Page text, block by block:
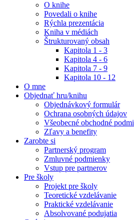
O knihe
Povedali o knihe
Rýchla prezentácia
Kniha v médiách
Štrukturovaný obsah
Kapitola 1 - 3
Kapitola 4 - 6
Kapitola 7 - 9
Kapitola 10 - 12
O mne
Objednať hru/knihu
Objednávkový formulár
Ochrana osobných údajov
Všeobecné obchodné
Zľavy a benefity
Zarobte si
Partnerský program
Zmluvné podmienky
Vstup pre partnerov
Pre školy
Projekt pre školy
Teoretické vzdelávanie
Praktické vzdelávanie
Absolvované podujatia